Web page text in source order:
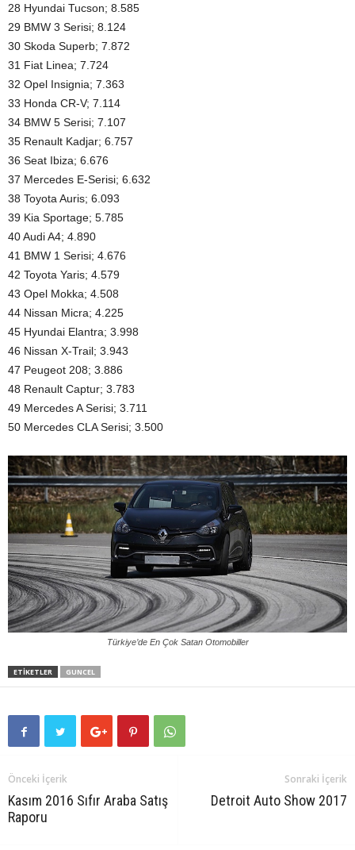
28 Hyundai Tucson; 8.585
29 BMW 3 Serisi; 8.124
30 Skoda Superb; 7.872
31 Fiat Linea; 7.724
32 Opel Insignia; 7.363
33 Honda CR-V; 7.114
34 BMW 5 Serisi; 7.107
35 Renault Kadjar; 6.757
36 Seat Ibiza; 6.676
37 Mercedes E-Serisi; 6.632
38 Toyota Auris; 6.093
39 Kia Sportage; 5.785
40 Audi A4; 4.890
41 BMW 1 Serisi; 4.676
42 Toyota Yaris; 4.579
43 Opel Mokka; 4.508
44 Nissan Micra; 4.225
45 Hyundai Elantra; 3.998
46 Nissan X-Trail; 3.943
47 Peugeot 208; 3.886
48 Renault Captur; 3.783
49 Mercedes A Serisi; 3.711
50 Mercedes CLA Serisi; 3.500
Türkiye’de En Çok Satan Otomobiller
ETIKETLER GUNCEL
Önceki İçerik
Kasım 2016 Sıfır Araba Satış
Raporu
Sonraki İçerik
Detroit Auto Show 2017